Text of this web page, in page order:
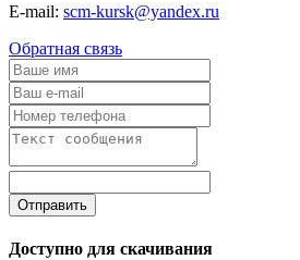
E-mail: scm-kursk@yandex.ru
Обратная связь
Отправить
Доступно для скачивания